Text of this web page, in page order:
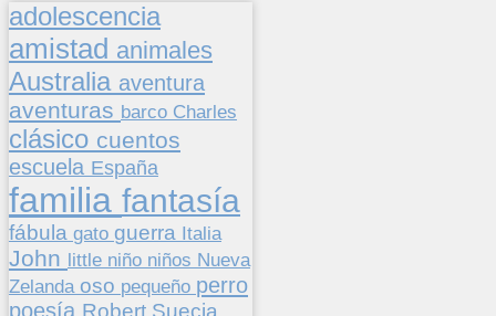
adolescencia
amistad animales
Australia aventura
aventuras barco Charles
clásico cuentos
escuela España
familia fantasía
fábula gato guerra Italia
John little niño niños Nueva
Zelanda oso pequeño perro
poesía Robert Suecia